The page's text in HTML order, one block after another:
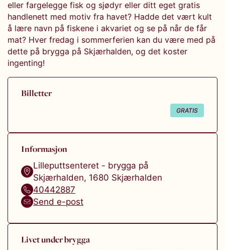
eller fargelegge fisk og sjødyr eller ditt eget gratis
handlenett med motiv fra havet? Hadde det vært kult
å lære navn på fiskene i akvariet og se på når de får
mat? Hver fredag i sommerferien kan du være med på
dette på brygga på Skjærhalden, og det koster
ingenting!
Billetter
GRATIS
Informasjon
Lilleputtsenteret - brygga på
Skjærhalden, 1680 Skjærhalden
40442887
Send e-post
Livet under brygga